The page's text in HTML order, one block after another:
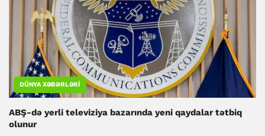
DÜNYA XƏBƏRLƏRI
ABŞ-də yerli televiziya bazarında yeni qaydalar tətbiq
olunur